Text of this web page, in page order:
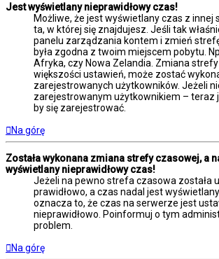
Jest wyświetlany nieprawidłowy czas!
Możliwe, że jest wyświetlany czas z innej
ta, w której się znajdujesz. Jeśli tak
panelu zarządzania kontem i zmień
była zgodna z twoim miejscem pobytu.
Afryka, czy Nowa Zelandia. Zmiana
większości ustawień, może zostać
zarejestrowanych użytkowników. Jeżeli
zarejestrowanym użytkownikiem – teraz
by się zarejestrować.
Na górę
Została wykonana zmiana strefy czasowej, a
wyświetlany nieprawidłowy czas!
Jeżeli na pewno strefa czasowa została
prawidłowo, a czas nadal jest
oznacza to, że czas na serwerze jest
nieprawidłowo. Poinformuj o tym
problem.
Na górę